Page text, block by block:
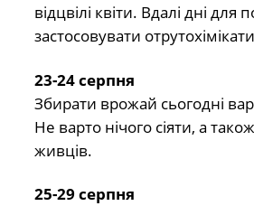
відцвілі квіти. Вдалі дні
застосовувати
23-24 серпня
Збирати врожай сьогодні
Не варто нічого сіяти, а
живців.
25-29 серпня